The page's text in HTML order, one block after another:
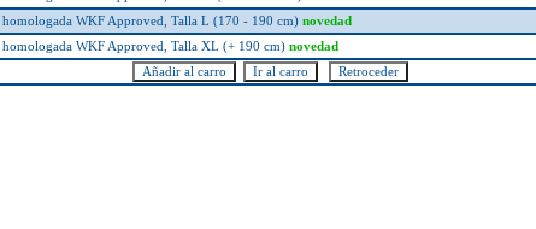
WKF Approved, Talla L (170 - 190 cm) novedad
WKF Approved, Talla XL (+ 190 cm) novedad